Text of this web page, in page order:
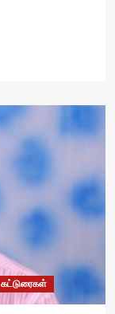
கட்டுரைகள்